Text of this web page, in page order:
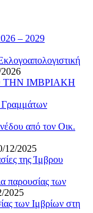
– 2029
ΙΜΒΡΙΑΚΗ
Γραμμάτων
από τον Οικ.
12/2025
της Ίμβρου
παρουσίας των
2025
των Ιμβρίων στη